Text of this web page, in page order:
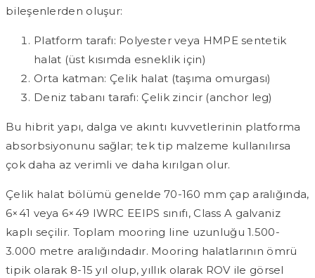
bileşenlerden oluşur:
Platform tarafı: Polyester veya HMPE sentetik
halat (üst kısımda esneklik için)
Orta katman: Çelik halat (taşıma omurgası)
Deniz tabanı tarafı: Çelik zincir (anchor leg)
Bu hibrit yapı, dalga ve akıntı kuvvetlerinin platforma
absorbsiyonunu sağlar; tek tip malzeme kullanılırsa
çok daha az verimli ve daha kırılgan olur.
Çelik halat bölümü genelde 70-160 mm çap aralığında,
6×41 veya 6×49 IWRC EEIPS sınıfı, Class A galvaniz
kaplı seçilir. Toplam mooring line uzunluğu 1.500-
3.000 metre aralığındadır. Mooring halatlarının ömrü
tipik olarak 8-15 yıl olup, yıllık olarak ROV ile görsel